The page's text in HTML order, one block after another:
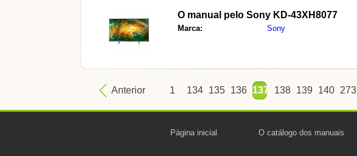
O manual pelo Sony KD-43XH8077
Marca: Sony
Anterior 1 134 135 136 137 138 139 140 273
Página inicial O catálogo dos manuais